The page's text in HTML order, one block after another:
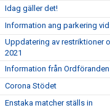
Idag gäller det!
Information ang parkering
Uppdatering av restriktioner
2021
Information från Ordföranden
Corona Stödet
Enstaka matcher ställs in